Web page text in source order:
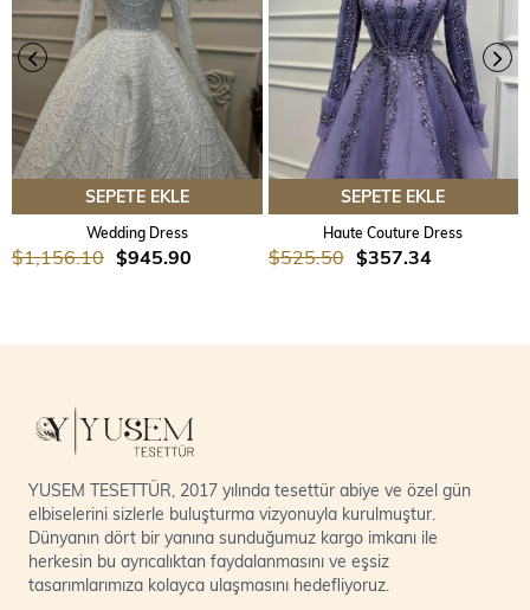
SEPETE EKLE
Wedding Dress
$945.90
$1,156.10
SEPETE EKLE
Haute Couture Dress
$357.34
$525.50
YUSEM TESETTÜR, 2017 yılında tesettür abiye ve özel gün
elbiselerini sizlerle buluşturma vizyonuyla kurulmuştur.
Dünyanın dört bir yanına sunduğumuz kargo imkanı ile
herkesin bu ayrıcalıktan faydalanmasını ve eşsiz
tasarımlarımıza kolayca ulaşmasını hedefliyoruz.